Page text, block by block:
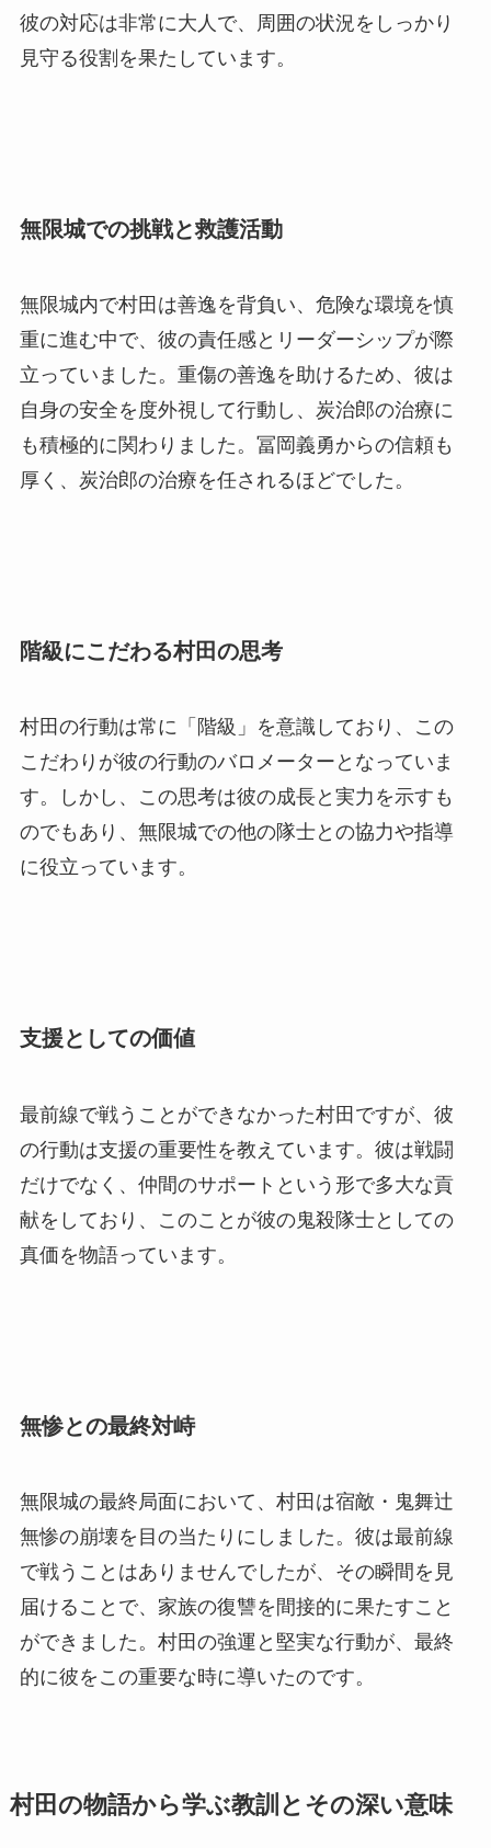
彼の対応は非常に大人で、周囲の状況をしっかり
見守る役割を果たしています。
無限城での挑戦と救護活動
無限城内で村田は善逸を背負い、危険な環境を慎
重に進む中で、彼の責任感とリーダーシップが際
立っていました。重傷の善逸を助けるため、彼は
自身の安全を度外視して行動し、炭治郎の治療に
も積極的に関わりました。冨岡義勇からの信頼も
厚く、炭治郎の治療を任されるほどでした。
階級にこだわる村田の思考
村田の行動は常に「階級」を意識しており、この
こだわりが彼の行動のバロメーターとなっていま
す。しかし、この思考は彼の成長と実力を示すも
のでもあり、無限城での他の隊士との協力や指導
に役立っています。
支援としての価値
最前線で戦うことができなかった村田ですが、彼
の行動は支援の重要性を教えています。彼は戦闘
だけでなく、仲間のサポートという形で多大な貢
献をしており、このことが彼の鬼殺隊士としての
真価を物語っています。
無惨との最終対峙
無限城の最終局面において、村田は宿敵・鬼舞辻
無惨の崩壊を目の当たりにしました。彼は最前線
で戦うことはありませんでしたが、その瞬間を見
届けることで、家族の復讐を間接的に果たすこと
ができました。村田の強運と堅実な行動が、最終
的に彼をこの重要な時に導いたのです。
村田の物語から学ぶ教訓とその深い意味